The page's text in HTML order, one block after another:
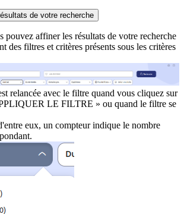
de votre recherche
pouvez affiner les résultats de votre recherche
des filtres et critères présents sous les critères
relancée avec le filtre quand vous cliquez sur
LE FILTRE » ou quand le filtre se
eux, un compteur indique le nombre